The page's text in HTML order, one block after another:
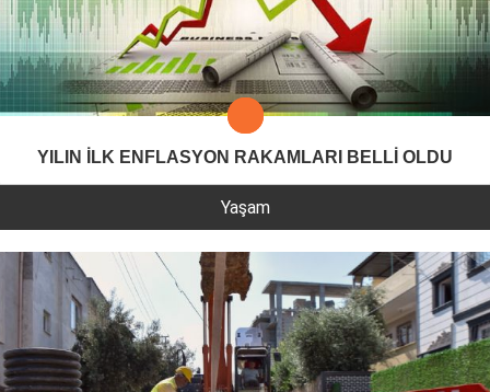
YILIN İLK ENFLASYON RAKAMLARI BELLİ OLDU
Yaşam